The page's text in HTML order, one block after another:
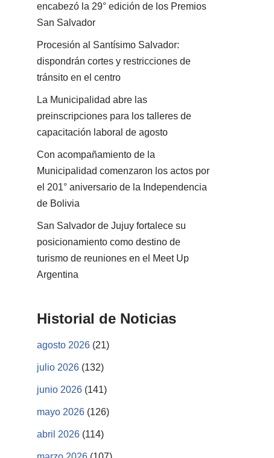
encabezó la 29° edición de los Premios
San Salvador
Procesión al Santísimo Salvador:
dispondrán cortes y restricciones de
tránsito en el centro
La Municipalidad abre las
preinscripciones para los talleres de
capacitación laboral de agosto
Con acompañamiento de la
Municipalidad comenzaron los actos por
el 201° aniversario de la Independencia
de Bolivia
San Salvador de Jujuy fortalece su
posicionamiento como destino de
turismo de reuniones en el Meet Up
Argentina
Historial de Noticias
agosto 2026 (21)
julio 2026 (132)
junio 2026 (141)
mayo 2026 (126)
abril 2026 (114)